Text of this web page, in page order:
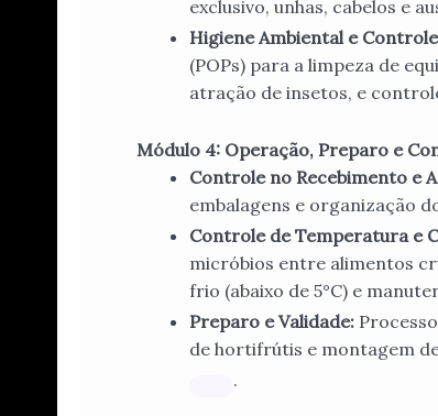
exclusivo, unhas, cabelos e
Higiene Ambiental e
(POPs) para a limpeza de
atração de insetos, e
Módulo 4: Operação, Preparo e
Controle no Recebimento e
embalagens e organização
Controle de Temperatura e
micróbios entre alimentos
frio (abaixo de 5°C) e
Preparo e Validade:
de hortifrútis e montagem
.